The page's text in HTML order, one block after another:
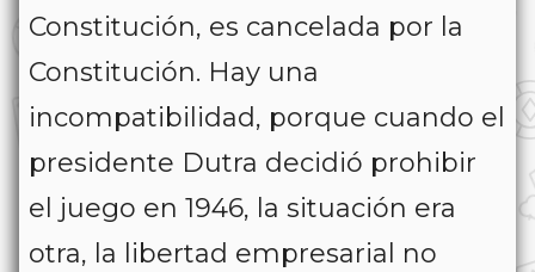
Constitución, es cancelada por la
Constitución. Hay una
incompatibilidad, porque cuando el
presidente Dutra decidió prohibir
el juego en 1946, la situación era
otra, la libertad empresarial no